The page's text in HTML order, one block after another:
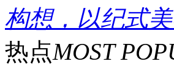
构想，以纪式
热点MOST